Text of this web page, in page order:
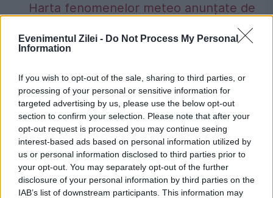
Evenimentul Zilei - Do Not Process My Personal
Information
If you wish to opt-out of the sale, sharing to third parties, or
processing of your personal or sensitive information for
targeted advertising by us, please use the below opt-out
section to confirm your selection. Please note that after your
opt-out request is processed you may continue seeing
interest-based ads based on personal information utilized by
us or personal information disclosed to third parties prior to
your opt-out. You may separately opt-out of the further
disclosure of your personal information by third parties on the
IAB’s list of downstream participants. This information may
Harta fenomenelor meteo anunțate de
Preț carburanți, 7 august 2026.
Schimbarea apărută înainte de weekend
la benzinării
avere gunoi milionar pensionari
proprietate